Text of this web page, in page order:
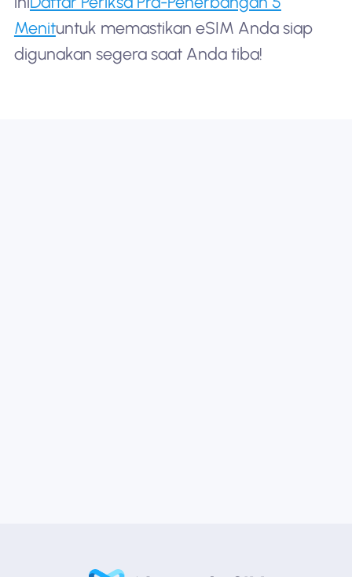
Menituntuk memastikan eSIM Anda siap
digunakan segera saat Anda tiba!